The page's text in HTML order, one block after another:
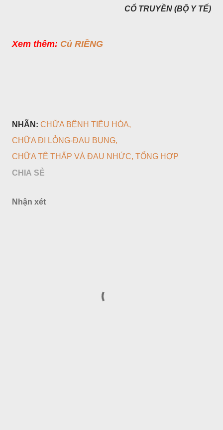
CỔ TRUYỀN (BỘ Y TẾ)
Xem thêm: Củ RIỀNG
NHÃN: CHỮA BỆNH TIÊU HÓA
CHỮA ĐI LỎNG-ĐAU BỤNG
CHỮA TÊ THẤP VÀ ĐAU NHỨC TỔNG HỢP
CHIA SẺ
Nhận xét